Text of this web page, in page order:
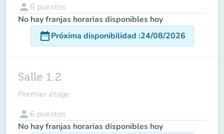
person 6 puestos
No hay franjas horarias disponibles hoy
date_rangePróxima disponibilidad :24/08/2026
Salle 1.2
Premier étage
person 6 puestos
No hay franjas horarias disponibles hoy